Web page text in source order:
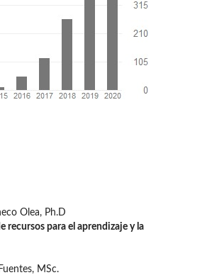
Olea, Ph.D
recursos para el aprendizaje y la
MSc.